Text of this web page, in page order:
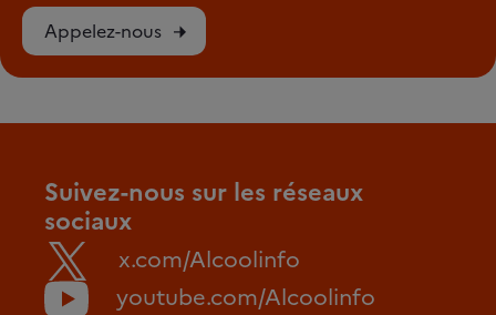
Appelez-nous
Suivez-nous sur les réseaux
sociaux
x.com/Alcoolinfo
youtube.com/Alcoolinfo